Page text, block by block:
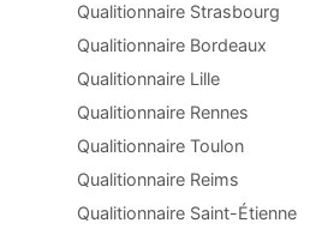
Qualitionnaire Strasbourg
Qualitionnaire Bordeaux
Qualitionnaire Lille
Qualitionnaire Rennes
Qualitionnaire Toulon
Qualitionnaire Reims
Qualitionnaire Saint-Étienne